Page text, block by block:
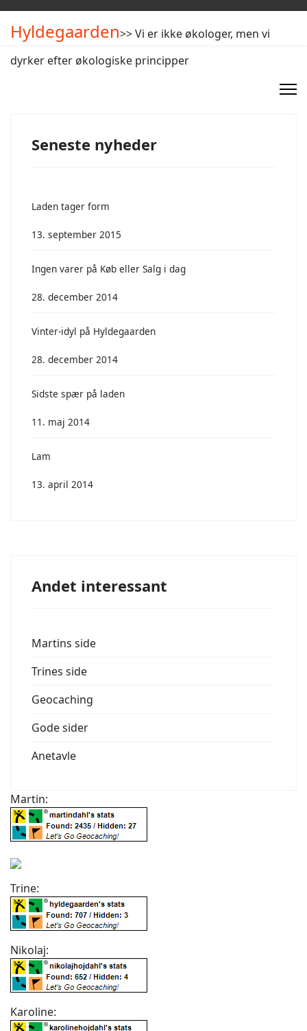
Hyldegaarden>> Vi er ikke økologer, men vi
dyrker efter økologiske principper
Seneste nyheder
Laden tager form
13. september 2015
Ingen varer på Køb eller Salg i dag
28. december 2014
Vinter-idyl på Hyldegaarden
28. december 2014
Sidste spær på laden
11. maj 2014
Lam
13. april 2014
Andet interessant
Martins side
Trines side
Geocaching
Gode sider
Anetavle
Martin:
Trine:
Nikolaj:
Karoline: